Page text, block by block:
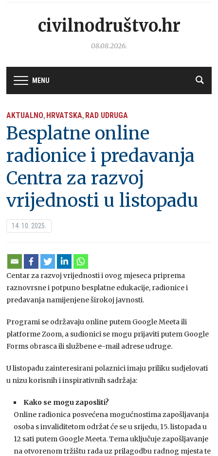
civilnodruštvo.hr
08.08.2026.
MENU
AKTUALNO, HRVATSKA, RAD UDRUGA
Besplatne online
radionice i predavanja
Centra za razvoj
vrijednosti u listopadu
14. 10. 2025.
Centar za razvoj vrijednosti i ovog mjeseca priprema
raznovrsne i potpuno besplatne edukacije, radionice i
predavanja namijenjene širokoj javnosti.
Programi se održavaju online putem Google Meeta ili
platforme Zoom, a sudionici se mogu prijaviti putem Google
Forms obrasca ili službene e-mail adrese udruge.
U listopadu zainteresirani polaznici imaju priliku sudjelovati
u nizu korisnih i inspirativnih sadržaja:
Kako se mogu zaposliti?
Online radionica posvećena mogućnostima zapošljavanja
osoba s invaliditetom održat će se u srijedu, 15. listopada u
12 sati putem Google Meeta. Tema uključuje zapošljavanje
na otvorenom tržištu rada uz prilagodbu radnog mjesta te